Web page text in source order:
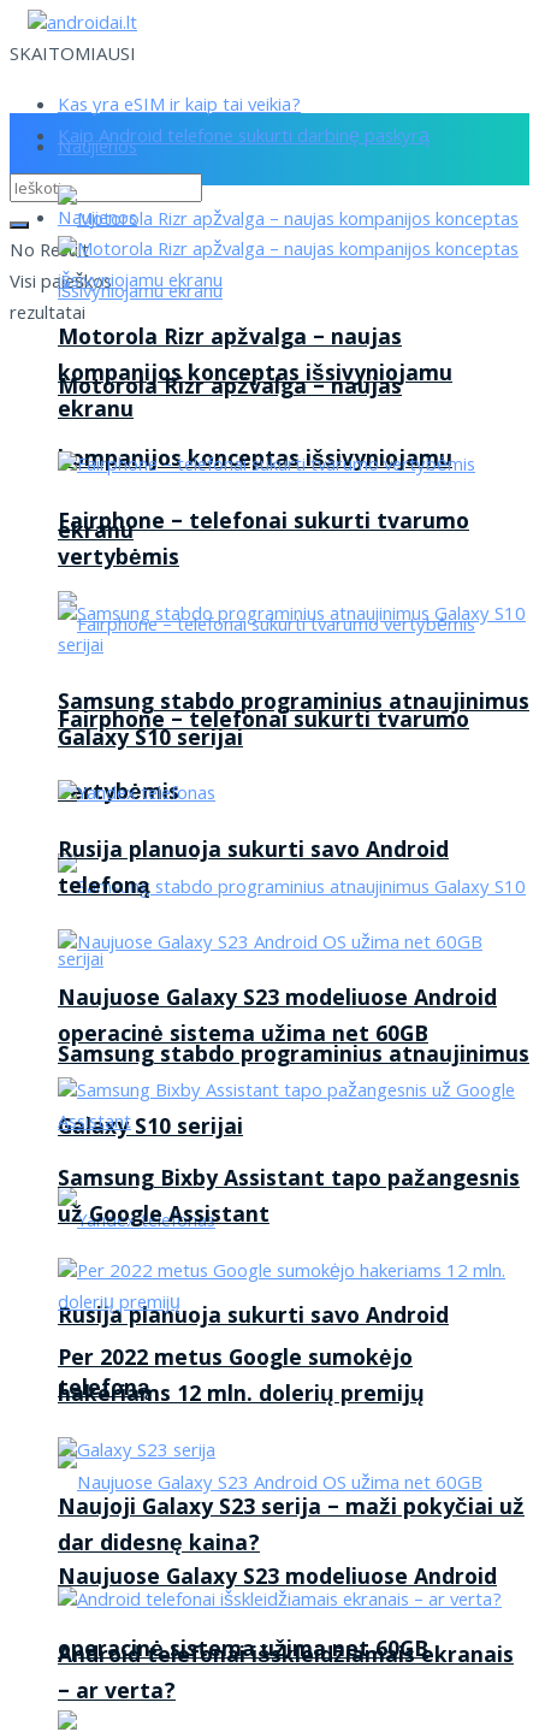
SKAITOMIAUSI
Kas yra eSIM ir kaip tai veikia?
Kaip Android telefone sukurti darbinę paskyrą
No Result
Visi paieškos
rezultatai
Naujienos
Motorola Rizr apžvalga – naujas
kompanijos konceptas išsivyniojamu
ekranu
Fairphone – telefonai sukurti tvarumo
vertybėmis
Samsung stabdo programinius atnaujinimus
Galaxy S10 serijai
Rusija planuoja sukurti savo Android
telefoną
Naujuose Galaxy S23 modeliuose Android
operacinė sistema užima net 60GB
Naujienos
Motorola Rizr apžvalga – naujas
kompanijos konceptas išsivyniojamu
ekranu
Fairphone – telefonai sukurti tvarumo
vertybėmis
Samsung stabdo programinius atnaujinimus
Galaxy S10 serijai
Rusija planuoja sukurti savo Android
telefoną
Naujuose Galaxy S23 modeliuose Android
operacinė sistema užima net 60GB
Samsung Bixby Assistant tapo pažangesnis
už Google Assistant
Per 2022 metus Google sumokėjo
hakeriams 12 mln. dolerių premijų
Naujoji Galaxy S23 serija – maži pokyčiai už
dar didesnę kaina?
Android telefonai išskleidžiamais ekranais
– ar verta?